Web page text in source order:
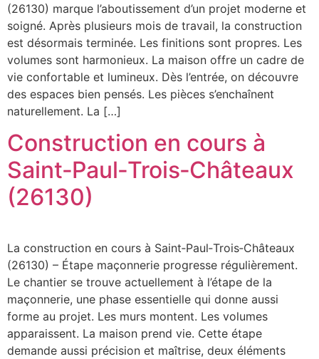
(26130) marque l’aboutissement d’un projet moderne et
soigné. Après plusieurs mois de travail, la construction
est désormais terminée. Les finitions sont propres. Les
volumes sont harmonieux. La maison offre un cadre de
vie confortable et lumineux. Dès l’entrée, on découvre
des espaces bien pensés. Les pièces s’enchaînent
naturellement. La […]
Construction en cours à
Saint‑Paul‑Trois‑Châteaux
(26130)
La construction en cours à Saint‑Paul‑Trois‑Châteaux
(26130) – Étape maçonnerie progresse régulièrement.
Le chantier se trouve actuellement à l’étape de la
maçonnerie, une phase essentielle qui donne aussi
forme au projet. Les murs montent. Les volumes
apparaissent. La maison prend vie. Cette étape
demande aussi précision et maîtrise, deux éléments